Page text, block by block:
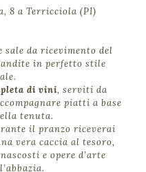
8 a Terricciola (PI)
sale da ricevimento del
in perfetto stile
di vini, serviti da
piatti a base
tenuta.
il pranzo riceverai
vera caccia al tesoro,
e opere d’arte